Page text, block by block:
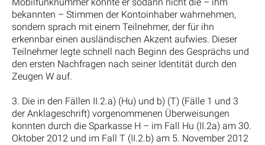
bekannten – Stimmen der Kontoinhaber wahrnehmen,
sondern sprach mit einem Teilnehmer, der für ihn
erkennbar einen ausländischen Akzent aufwies. Dieser
Teilnehmer legte schnell nach Beginn des Gesprächs und
den ersten Nachfragen nach seiner Identität durch den
Zeugen W auf.
3. Die in den Fällen II.2.a) (Hu) und b) (T) (Fälle 1 und 3
der Anklageschrift) vorgenommenen Überweisungen
konnten durch die Sparkasse H – im Fall Hu (II.2a) am 30.
Oktober 2012 und im Fall T (II.2.b) am 5. November 2012